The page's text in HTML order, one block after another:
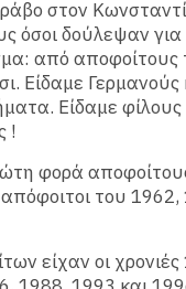
στον
όσοι δούλεψαν για
από αποφοίτους
Είδαμε Γερμανούς
Είδαμε
!
φορά
του
είχαν οι